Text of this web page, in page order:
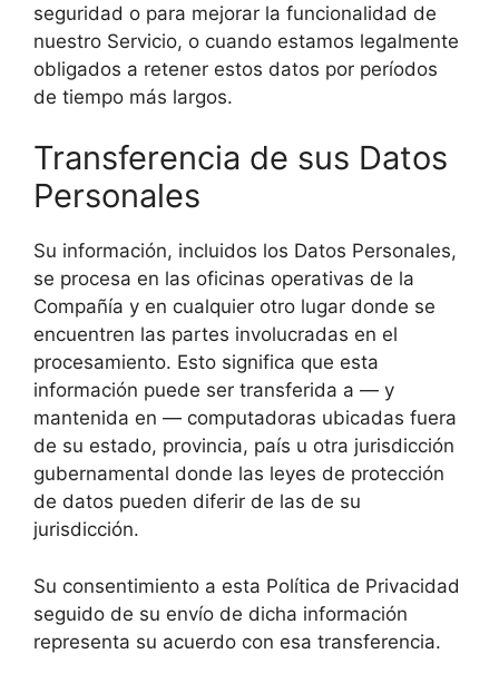
seguridad o para mejorar la funcionalidad de
nuestro Servicio, o cuando estamos legalmente
obligados a retener estos datos por períodos
de tiempo más largos.
Transferencia de sus Datos
Personales
Su información, incluidos los Datos Personales,
se procesa en las oficinas operativas de la
Compañía y en cualquier otro lugar donde se
encuentren las partes involucradas en el
procesamiento. Esto significa que esta
información puede ser transferida a — y
mantenida en — computadoras ubicadas fuera
de su estado, provincia, país u otra jurisdicción
gubernamental donde las leyes de protección
de datos pueden diferir de las de su
jurisdicción.
Su consentimiento a esta Política de Privacidad
seguido de su envío de dicha información
representa su acuerdo con esa transferencia.